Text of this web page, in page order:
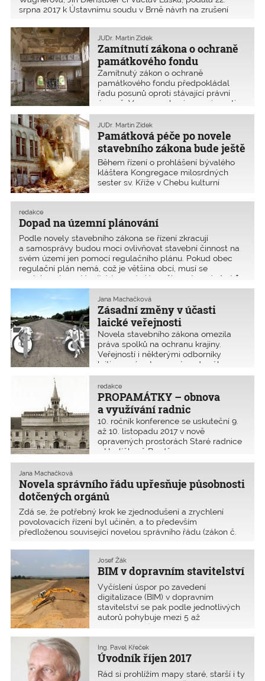
srpna 2017 k Ústavnímu soudu v Brně návrh na zrušení
183/2006 Sb. a zákona ČNR č. 114/1992 Sb., ve znění z
Zamítnutí zákona o ochraně
památkového fondu
JUDr. Martin Zídek
Zamítnutý zákon o ochraně
památkového fondu předpokládal
řadu posunů oproti stávající právní
úpravě. Vymezoval nejen povinnosti,
ale i práva vlastníka kulturní památky.
Ještě zásadnější byl tento posuv
v otázce práv a povinností vlastníků
nemovitostí v památkov
Památková péče po novele
stavebního zákona bude ještě
více oslabena
JUDr. Martin Zídek
Během řízení o prohlášení bývalého
kláštera Kongregace milosrdných
sester sv. Kříže v Chebu kulturní
naprostá většina budov bývalého
zastaveno, neboť přestal existovat
(foto: Jan Buriánek)
Dopad na územní plánování
redakce
Podle novely stavebního zákona se řízení zkracují
a samosprávy budou moci ovlivňovat stavební činnost na
svém území jen pomocí regulačního plánu. Pokud obec
regulační plán nemá, což je většina obcí, musí se
spolehnout na stávající územní plán a činnost orgánů st�
Zásadní změny v účasti
laické veřejnosti
Jana Machačková
Novela stavebního zákona omezila
práva spolků na ochranu krajiny.
Veřejností i některými odborníky
kritizované ustanovení se do zákona
dostalo „díky“ poslanecké iniciativě
schválené ve třetím čtení zákona, aby
usnadnilo výstavbu liniových staveb.
Nyní je v šetření u ústavního soudu.
PROPAMÁTKY – obnova
a využívání radnic
redakce
10. ročník konference se uskuteční 9.
až 10. listopadu 2017 v nově
opravených prostorách Staré radnice
v Havlíčkově Brodě.
Novela správního řádu upřesňuje působnosti
dotčených orgánů
Jana Machačková
Zdá se, že potřebný krok ke zjednodušení a zrychlení
povolovacích řízení byl učiněn, a to především
předloženou související novelou správního řádu (zákon č.
které stanovuje základní požadavky na obsah závazn�
BIM v dopravním stavitelství
Josef Žák
Vyčíslení úspor po zavedení
digitalizace (BIM) v dopravním
stavitelství se pak podle jednotlivých
autorů pohybuje mezi 5 až
35 % Informační modely mohou být
prostřednictvím řídicích jednotek
strojů využity k řízení hydrauliky
stavebních strojů.
Úvodník říjen 2017
Ing. Pavel Křeček
Rád si prohlížím mapy staré, starší i ty